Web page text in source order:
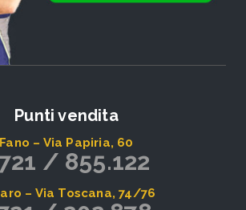
Punti vendita
Fano – Via Papiria, 60
/ 855.122
– Via Toscana, 74/76